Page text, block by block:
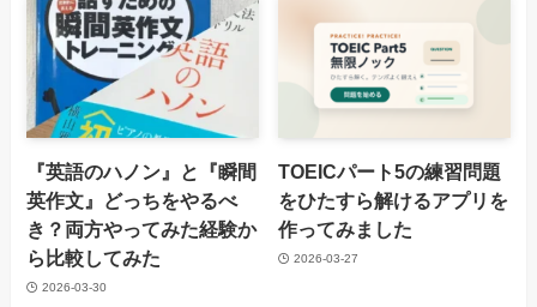
『英語のハノン』と『瞬間
英作文』どっちをやるべ
き？両方やってみた経験か
ら比較してみた
2026-03-30
TOEICパート5の練習問題
をひたすら解けるアプリを
作ってみました
2026-03-27